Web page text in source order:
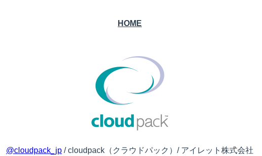
HOME
@cloudpack_jp / cloudpack（クラウドパック）/ アイレット株式会社